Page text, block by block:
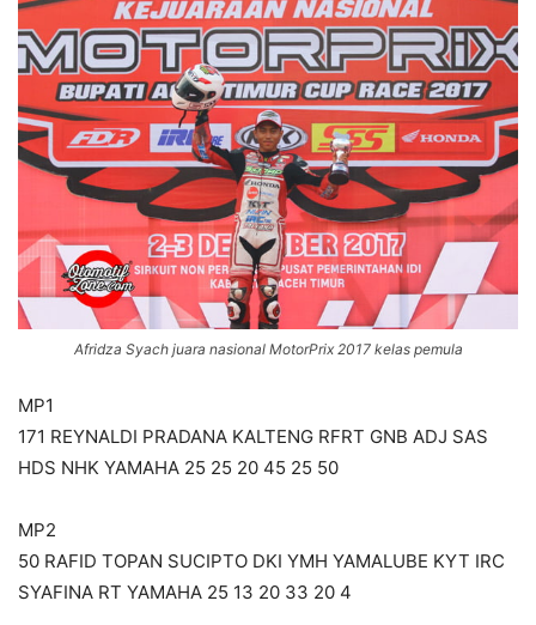
Afridza Syach juara nasional MotorPrix 2017 kelas pemula
MP1
171 REYNALDI PRADANA KALTENG RFRT GNB ADJ SAS
HDS NHK YAMAHA 25 25 20 45 25 50
MP2
50 RAFID TOPAN SUCIPTO DKI YMH YAMALUBE KYT IRC
SYAFINA RT YAMAHA 25 13 20 33 20 4